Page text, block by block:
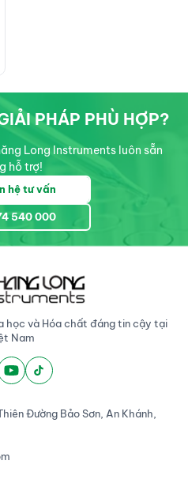
PHÁP PHÙ HỢP?
Long Instruments luôn sẵn
hỗ trợ!
hệ tư vấn
540 000
và Hóa chất đáng tin cậy tại
Nam
Đường Bảo Sơn, An Khánh,